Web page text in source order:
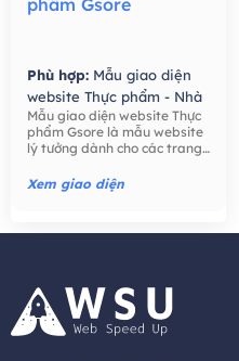
phẩm Gsore
Phù hợp: Mẫu giao diện
website Thực phẩm - Nhà
Hàng,Mẫu giao diện
website Bán hàng -
Thương mại điện tử,
Mẫu giao diện website Thực
phẩm Gsore là mẫu website
lý tưởng dành cho các trang
phẩm, công ty thực phẩm,
thực phẩm hữu cơ, nước ép
trái cây, ..
Xem giao diện